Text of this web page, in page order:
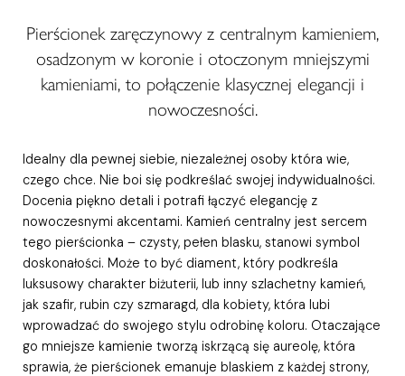
Pierścionek zaręczynowy z centralnym kamieniem,
osadzonym w koronie i otoczonym mniejszymi
kamieniami, to połączenie klasycznej elegancji i
nowoczesności.
Idealny dla pewnej siebie, niezależnej osoby która wie,
czego chce. Nie boi się podkreślać swojej indywidualności.
Docenia piękno detali i potrafi łączyć elegancję z
nowoczesnymi akcentami. Kamień centralny jest sercem
tego pierścionka – czysty, pełen blasku, stanowi symbol
doskonałości. Może to być diament, który podkreśla
luksusowy charakter biżuterii, lub inny szlachetny kamień,
jak szafir, rubin czy szmaragd, dla kobiety, która lubi
wprowadzać do swojego stylu odrobinę koloru. Otaczające
go mniejsze kamienie tworzą iskrzącą się aureolę, która
sprawia, że pierścionek emanuje blaskiem z każdej strony,